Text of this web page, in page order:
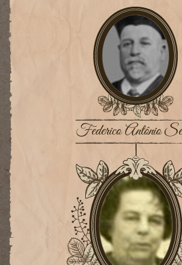
Federico Antônio